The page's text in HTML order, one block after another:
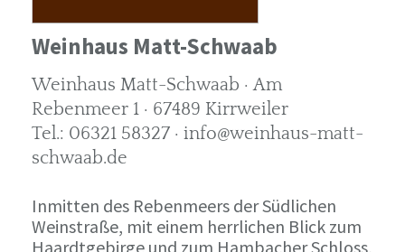
Weinhaus Matt-Schwaab
Weinhaus Matt-Schwaab · Am
Rebenmeer 1 · 67489 Kirrweiler
Tel.: 06321 58327 · info@weinhaus-matt-
schwaab.de
Inmitten des Rebenmeers der Südlichen
Weinstraße, mit einem herrlichen Blick zum
Haardtgebirge und zum Hambacher Schloss,